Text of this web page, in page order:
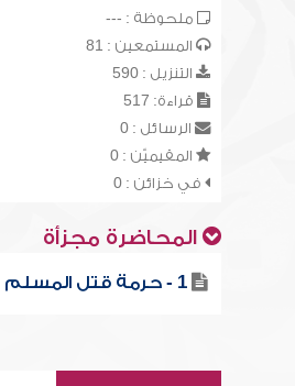
ملحوظة : ---
المستمعين : 81
التنزيل : 590
قراءة: 517
الرسائل : 0
المقيميّن : 0
في خزائن : 0
المحاضرة مجزأة
1 - حرمة قتل المسلم بغير حق